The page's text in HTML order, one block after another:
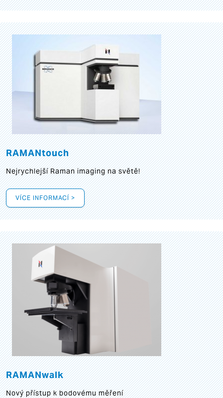
RAMANtouch
Nejrychlejší Raman imaging na světě!
VÍCE INFORMACÍ >
RAMANwalk
Nový přístup k bodovému měření